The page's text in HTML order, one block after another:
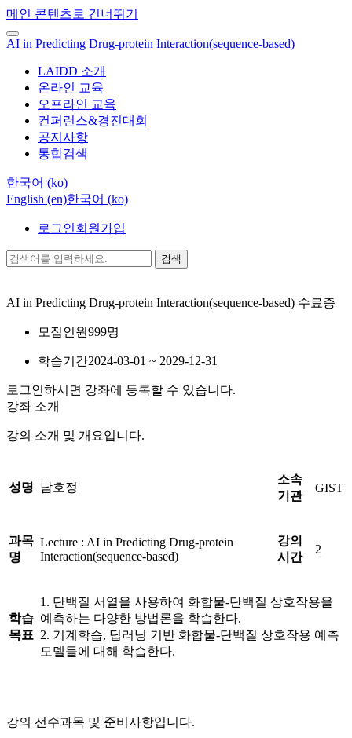
메인 콘텐츠로 건너뛰기
AI in Predicting Drug-protein Interaction(sequence-based)
LAIDD 소개
온라인 교육
오프라인 교육
컨퍼런스&경진대회
공지사항
통합검색
한국어 ‎(ko)‎
English ‎(en)‎한국어 ‎(ko)‎
로그인회원가입
검색
AI in Predicting Drug-protein Interaction(sequence-based) 수료증
모집인원999명
학습기간2024-03-01 ~ 2029-12-31
로그인하시면 강좌에 등록할 수 있습니다.
강좌 소개
강의 소개 및 개요입니다.
성명 남호정
소속
기관
GIST
과목
명
Lecture : AI in Predicting Drug-protein
Interaction(sequence-based)
강의
시간
2
학습
목표
1. 단백질 서열을 사용하여 화합물-단백질 상호작용을
예측하는 다양한 방법론을 학습한다.
2. 기계학습, 딥러닝 기반 화합물-단백질 상호작용 예측
모델들에 대해 학습한다.
강의 선수과목 및 준비사항입니다.